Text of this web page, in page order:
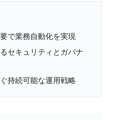
で業務自動化を実現
セキュリティとガバナ
持続可能な運用戦略